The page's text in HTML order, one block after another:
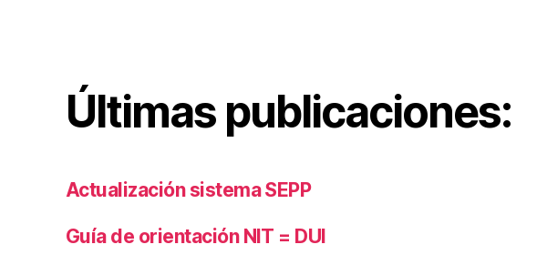
Últimas publicaciones:
Actualización sistema SEPP
Guía de orientación NIT = DUI